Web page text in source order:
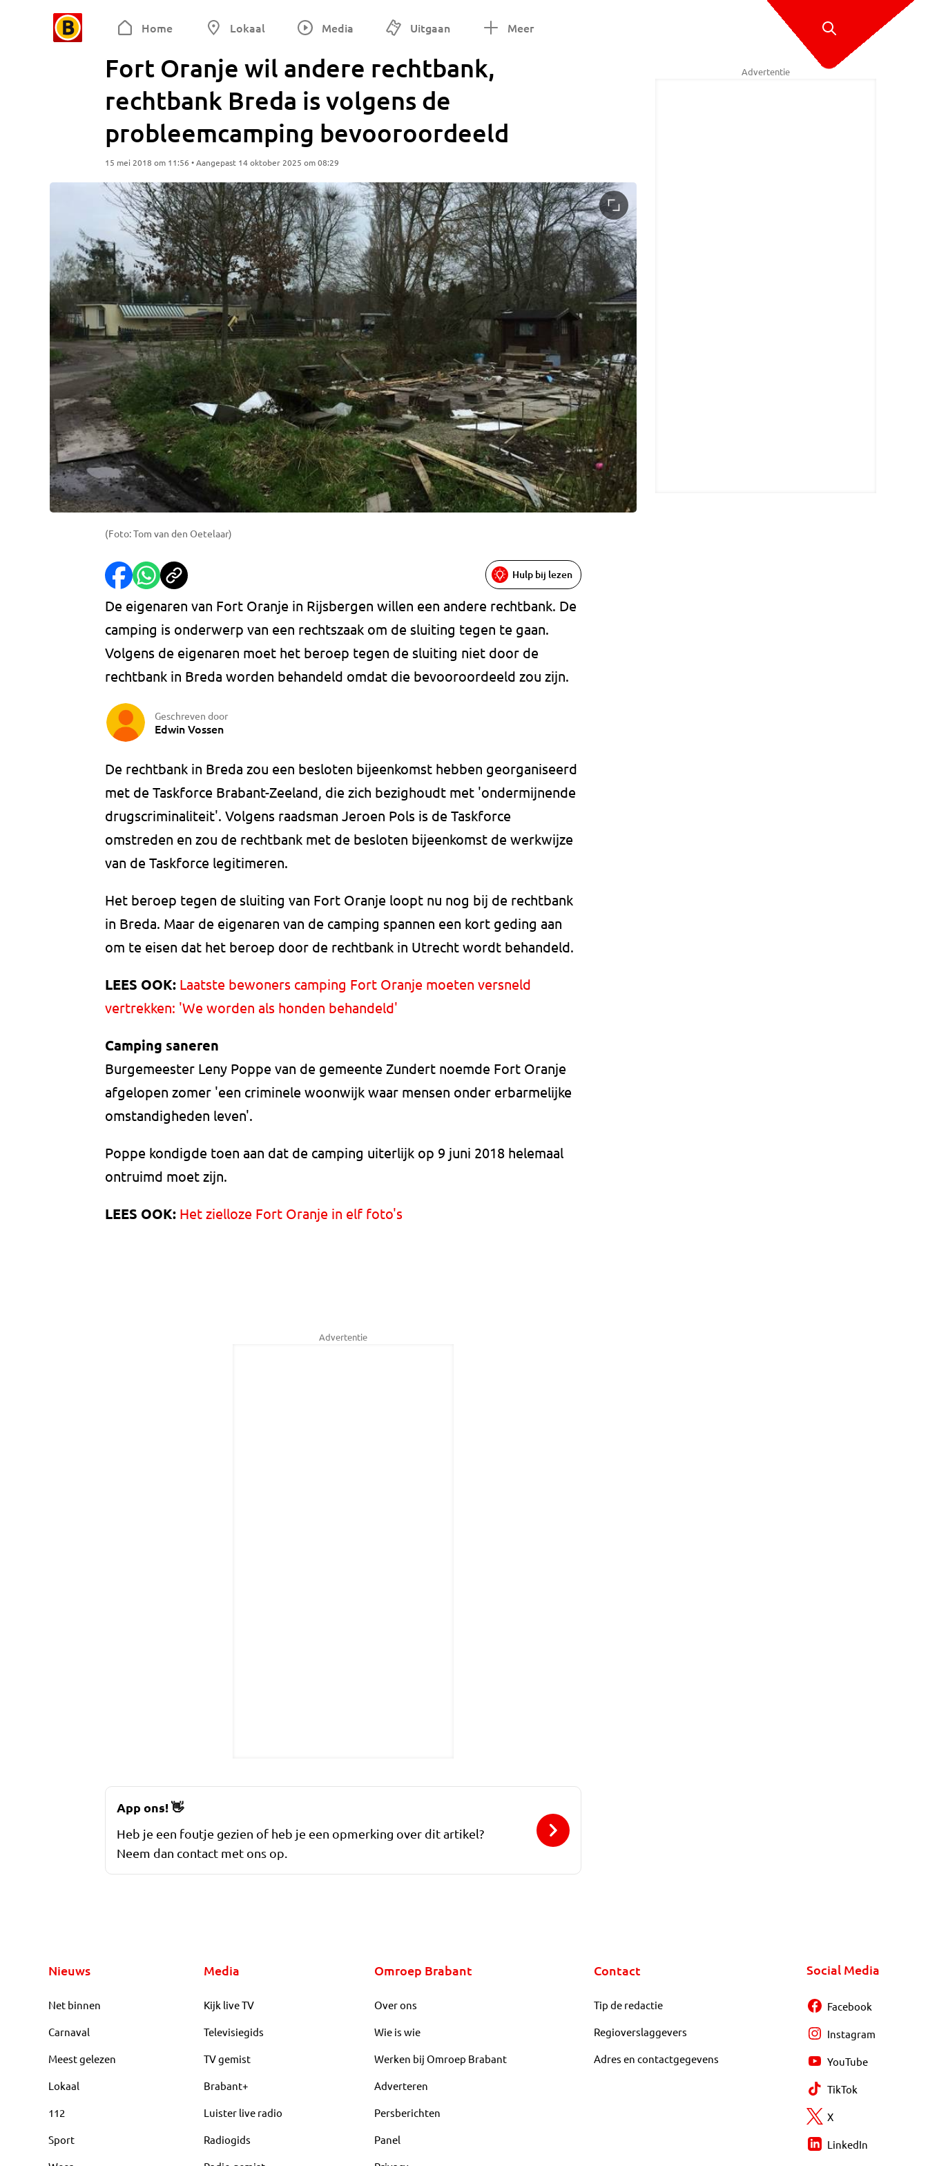
Home Lokaal Media Uitgaan Meer
Fort Oranje wil andere rechtbank,
rechtbank Breda is volgens de
probleemcamping bevooroordeeld
15 mei 2018 om 11:56 • Aangepast 14 oktober 2025 om 08:29
(Foto: Tom van den Oetelaar)
Hulp bij lezen
De eigenaren van Fort Oranje in Rijsbergen willen een andere rechtbank. De
camping is onderwerp van een rechtszaak om de sluiting tegen te gaan.
Volgens de eigenaren moet het beroep tegen de sluiting niet door de
rechtbank in Breda worden behandeld omdat die bevooroordeeld zou zijn.
Geschreven door
Edwin Vossen
De rechtbank in Breda zou een besloten bijeenkomst hebben georganiseerd
met de Taskforce Brabant-Zeeland, die zich bezighoudt met 'ondermijnende
drugscriminaliteit'. Volgens raadsman Jeroen Pols is de Taskforce
omstreden en zou de rechtbank met de besloten bijeenkomst de werkwijze
van de Taskforce legitimeren.
Het beroep tegen de sluiting van Fort Oranje loopt nu nog bij de rechtbank
in Breda. Maar de eigenaren van de camping spannen een kort geding aan
om te eisen dat het beroep door de rechtbank in Utrecht wordt behandeld.
LEES OOK: Laatste bewoners camping Fort Oranje moeten versneld
vertrekken: 'We worden als honden behandeld'
Camping saneren
Burgemeester Leny Poppe van de gemeente Zundert noemde Fort Oranje
afgelopen zomer 'een criminele woonwijk waar mensen onder erbarmelijke
omstandigheden leven'.
Poppe kondigde toen aan dat de camping uiterlijk op 9 juni 2018 helemaal
ontruimd moet zijn.
LEES OOK: Het zielloze Fort Oranje in elf foto's
Advertentie
Advertentie
App ons!👋
Heb je een foutje gezien of heb je een opmerking over dit artikel?
Neem dan contact met ons op.
Nieuws
Net binnen
Carnaval
Meest gelezen
Lokaal
112
Sport
Media
Kijk live TV
Televisiegids
TV gemist
Brabant+
Luister live radio
Radiogids
Omroep Brabant
Over ons
Wie is wie
Werken bij Omroep Brabant
Adverteren
Persberichten
Panel
Contact
Tip de redactie
Regioverslaggevers
Adres en contactgegevens
Social Media
Facebook
Instagram
YouTube
TikTok
X
LinkedIn